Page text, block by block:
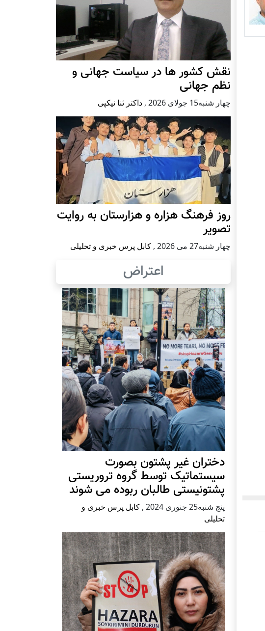
نقش کشور ها در سیاست جهانی و
نظم جهانی
چهار شنبه15 جولای 2026 , داکتر ثنا نیکپی
روز فرهنگ هزاره و هزارستان به روایت
تصویر
چهار شنبه27 می 2026 , کابل پرس خبری و تحلیلی
اعتراض
دختران غیر پشتون بصورت
سیستماتیک توسط گروه تروریستی
پشتونیستی طالبان ربوده می شوند
پنج شنبه25 جنوری 2024 , کابل پرس خبری و
تحلیلی